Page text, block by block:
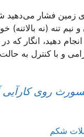
زمین فشار
(نه بالاتنه) خود
دهید، انگار که در
و با کنترل به حالت